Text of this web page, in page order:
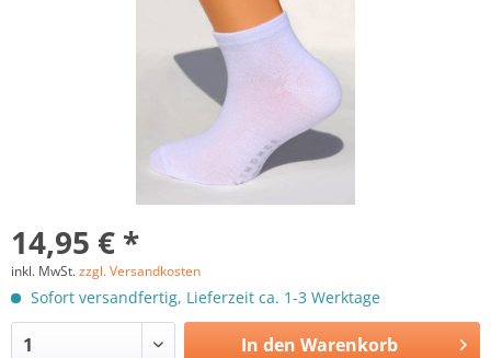
14,95 € *
inkl. MwSt.zzgl. Versandkosten
Sofort versandfertig, Lieferzeit ca. 1-3 Werktage
In den Warenkorb